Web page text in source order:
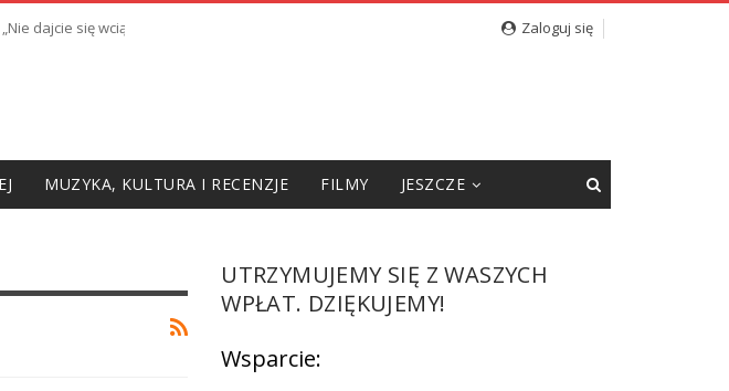
dajcie się wciągnąć w prowokację” Zaloguj się
MUZYKA, KULTURA I RECENZJE FILMY JESZCZE
UTRZYMUJEMY SIĘ Z WASZYCH
WPŁAT. DZIĘKUJEMY!
Wsparcie: